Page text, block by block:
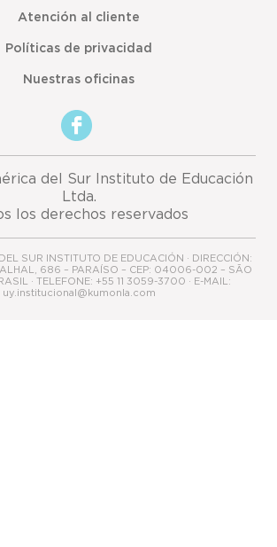
Atención al cliente
Políticas de privacidad
Nuestras oficinas
del Sur Instituto de Educación
Ltda.
los derechos reservados
SUR INSTITUTO DE EDUCACIÓN · DIRECCIÓN:
686 – PARAÍSO – CEP: 04006-002 – SÃO
· TELEFONE: +55 11 3059-3700 · E-MAIL:
uy.institucional@kumonla.com